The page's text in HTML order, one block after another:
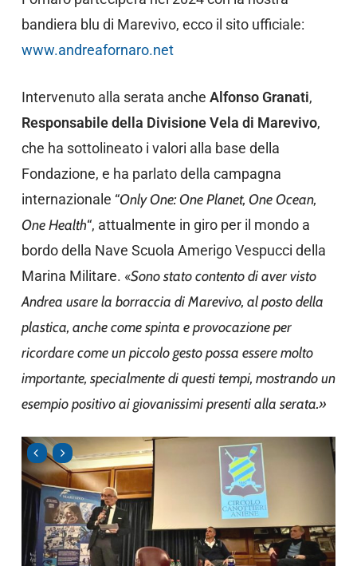
bandiera blu di Marevivo, ecco il sito ufficiale:
www.andreafornaro.net
Intervenuto alla serata anche Alfonso Granati,
Responsabile della Divisione Vela di Marevivo,
che ha sottolineato i valori alla base della
Fondazione, e ha parlato della campagna
internazionale “Only One: One Planet, One Ocean,
One Health“, attualmente in giro per il mondo a
bordo della Nave Scuola Amerigo Vespucci della
Marina Militare. «Sono stato contento di aver visto
Andrea usare la borraccia di Marevivo, al posto della
plastica, anche come spinta e provocazione per
ricordare come un piccolo gesto possa essere molto
importante, specialmente di questi tempi, mostrando un
esempio positivo ai giovanissimi presenti alla serata.»